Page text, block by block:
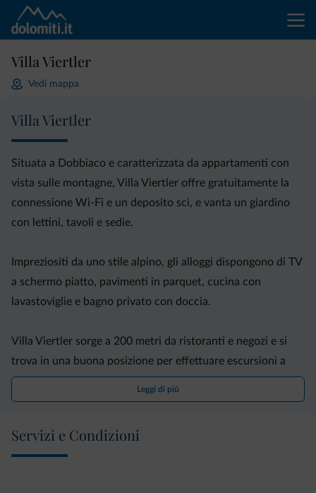
Villa Viertler
Vedi mappa
Villa Viertler
Situata a Dobbiaco e caratterizzata da appartamenti con
vista sulle montagne, Villa Viertler offre gratuitamente la
connessione Wi-Fi e un deposito sci, e vanta un giardino
con lettini, tavoli e sedie.
Impreziositi da uno stile alpino, gli alloggi dispongono di TV
a schermo piatto, pavimenti in parquet, cucina con
lavastoviglie e bagno privato con doccia.
Villa Viertler sorge a 200 metri da ristoranti e negozi e si
trova in una buona posizione per effettuare escursioni a
piedi e in bicicletta.
appartamenti distano meno di 5 minuti di auto dagli
impianti di risalita di Rienza e a 100 metri dalla fermata
Leggi di più
Servizi e Condizioni